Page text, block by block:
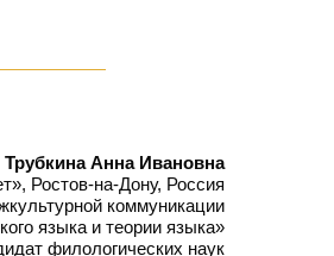
Трубкина Анна Ивановна
Ростов-на-Дону, Россия
коммуникации
языка и теории языка»
филологических наук